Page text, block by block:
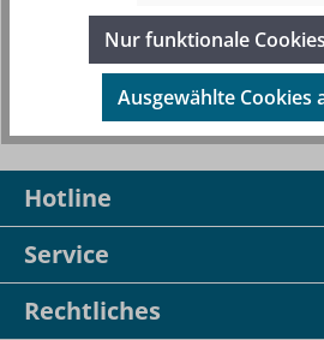
ANGENEHM ZU TRAGENDE
GEL-OHRMUSCHELN FÜR DIE
5DX - STANDARD UND KLASSIK-
Hotline
Service
Rechtliches
Nur funktionale
Ausgewählte Cookies